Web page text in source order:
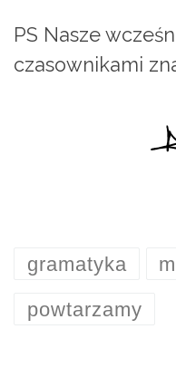
PS Nasze
czasownikami
gramatyka
powtarzamy